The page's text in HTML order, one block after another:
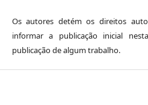
Os autores detém os direitos
informar a publicação inicial
publicação de algum trabalho.